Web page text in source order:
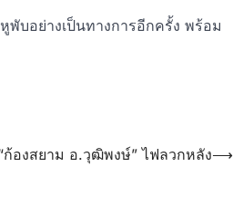
บอย่างเป็นทางการอีกครั้ง พร้อม
องสยาม อ.วุฒิพงษ์” ไฟลวกหลัง⟶